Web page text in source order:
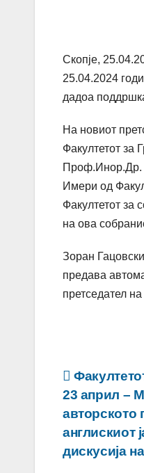
Скопје,
25.04.2024
дадоа
На новиот
Факултетот за
Проф.Инор.Др.
Имери од
Факултетот за
на ова
Зоран
предава
претседател
на
напис
23 април –
авторското
англискиот
дискусија